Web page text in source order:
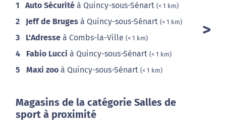
1 Auto Sécurité à Quincy-sous-Sénart (< 1 km)
2 Jeff de Bruges à Quincy-sous-Sénart (< 1 km)
3 L'Adresse à Combs-la-Ville (< 1 km)
4 Fabio Lucci à Quincy-sous-Sénart (< 1 km)
5 Maxi zoo à Quincy-sous-Sénart (< 1 km)
Magasins de la catégorie Salles de
sport à proximité